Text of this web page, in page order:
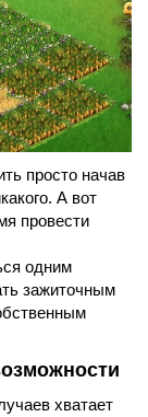
просто начав
А вот
провести
одним
зажиточным
хватает